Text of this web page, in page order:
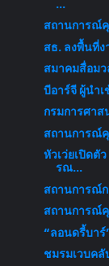
...
สถานการณ์
สธ. ลงพื้นที่ง
สมาคมสื่อมว
บีอาร์จี ผู้นำ
กรมการศา
สถานการณ์
หัวเว่ยเปิดตั
รณ...
สถานการณ์
สถานการณ์
“ลอนดรี้บาร์
ชมรมเวบคลั